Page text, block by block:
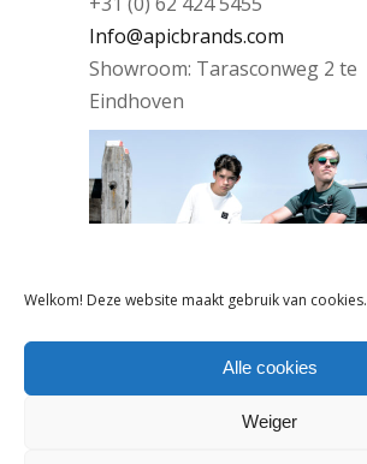
Welkom! Deze website maakt gebruik van cookies.
Alle cookies
Weiger
Info@apicbrands.com
Showroom: Tarasconweg 2 te
Eindhoven